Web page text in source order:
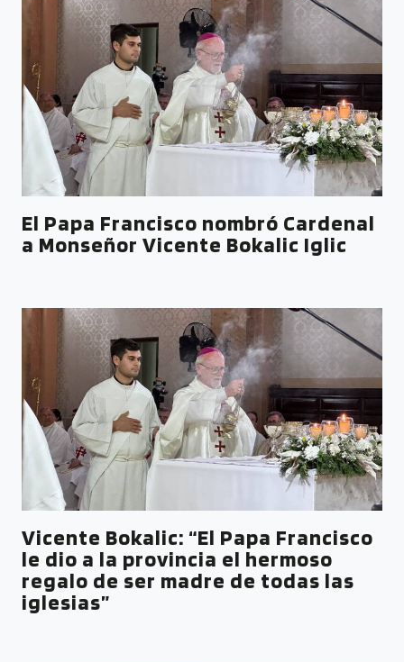
El Papa Francisco nombró Cardenal
a Monseñor Vicente Bokalic Iglic
Vicente Bokalic: “El Papa Francisco
le dio a la provincia el hermoso
regalo de ser madre de todas las
iglesias”